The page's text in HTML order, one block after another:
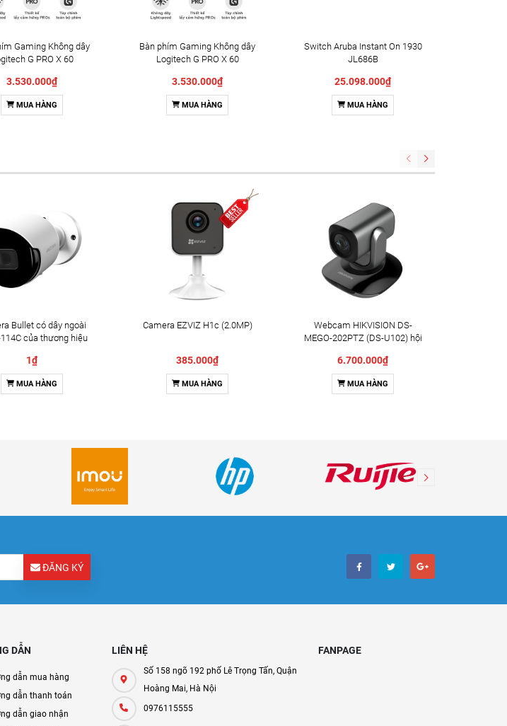
Gaming Không dây
G PRO X 60
Tactile (Trắng) (920-
011935)
3.530.000₫
MUA HÀNG
Bàn phím Gaming Không dây
Logitech G PRO X 60
GX Tactile (Đen) (920-011916)
3.530.000₫
MUA HÀNG
Switch Aruba Instant On 1930
JL686B
25.098.000₫
MUA HÀNG
Bullet có dây ngoài
của thương hiệu
1₫
MUA HÀNG
Camera EZVIZ H1c (2.0MP)
385.000₫
MUA HÀNG
Webcam HIKVISION DS-
MEGO-202PTZ (DS-U102) hội
6.700.000₫
MUA HÀNG
ĐĂNG KÝ
DẪN
dẫn mua hàng
dẫn thanh toán
dẫn giao nhận
LIÊN HỆ
Số 158 ngõ 192 phố Lê Trọng Tấn, Quận
Hoàng Mai, Hà Nội
0976115555
FANPAGE